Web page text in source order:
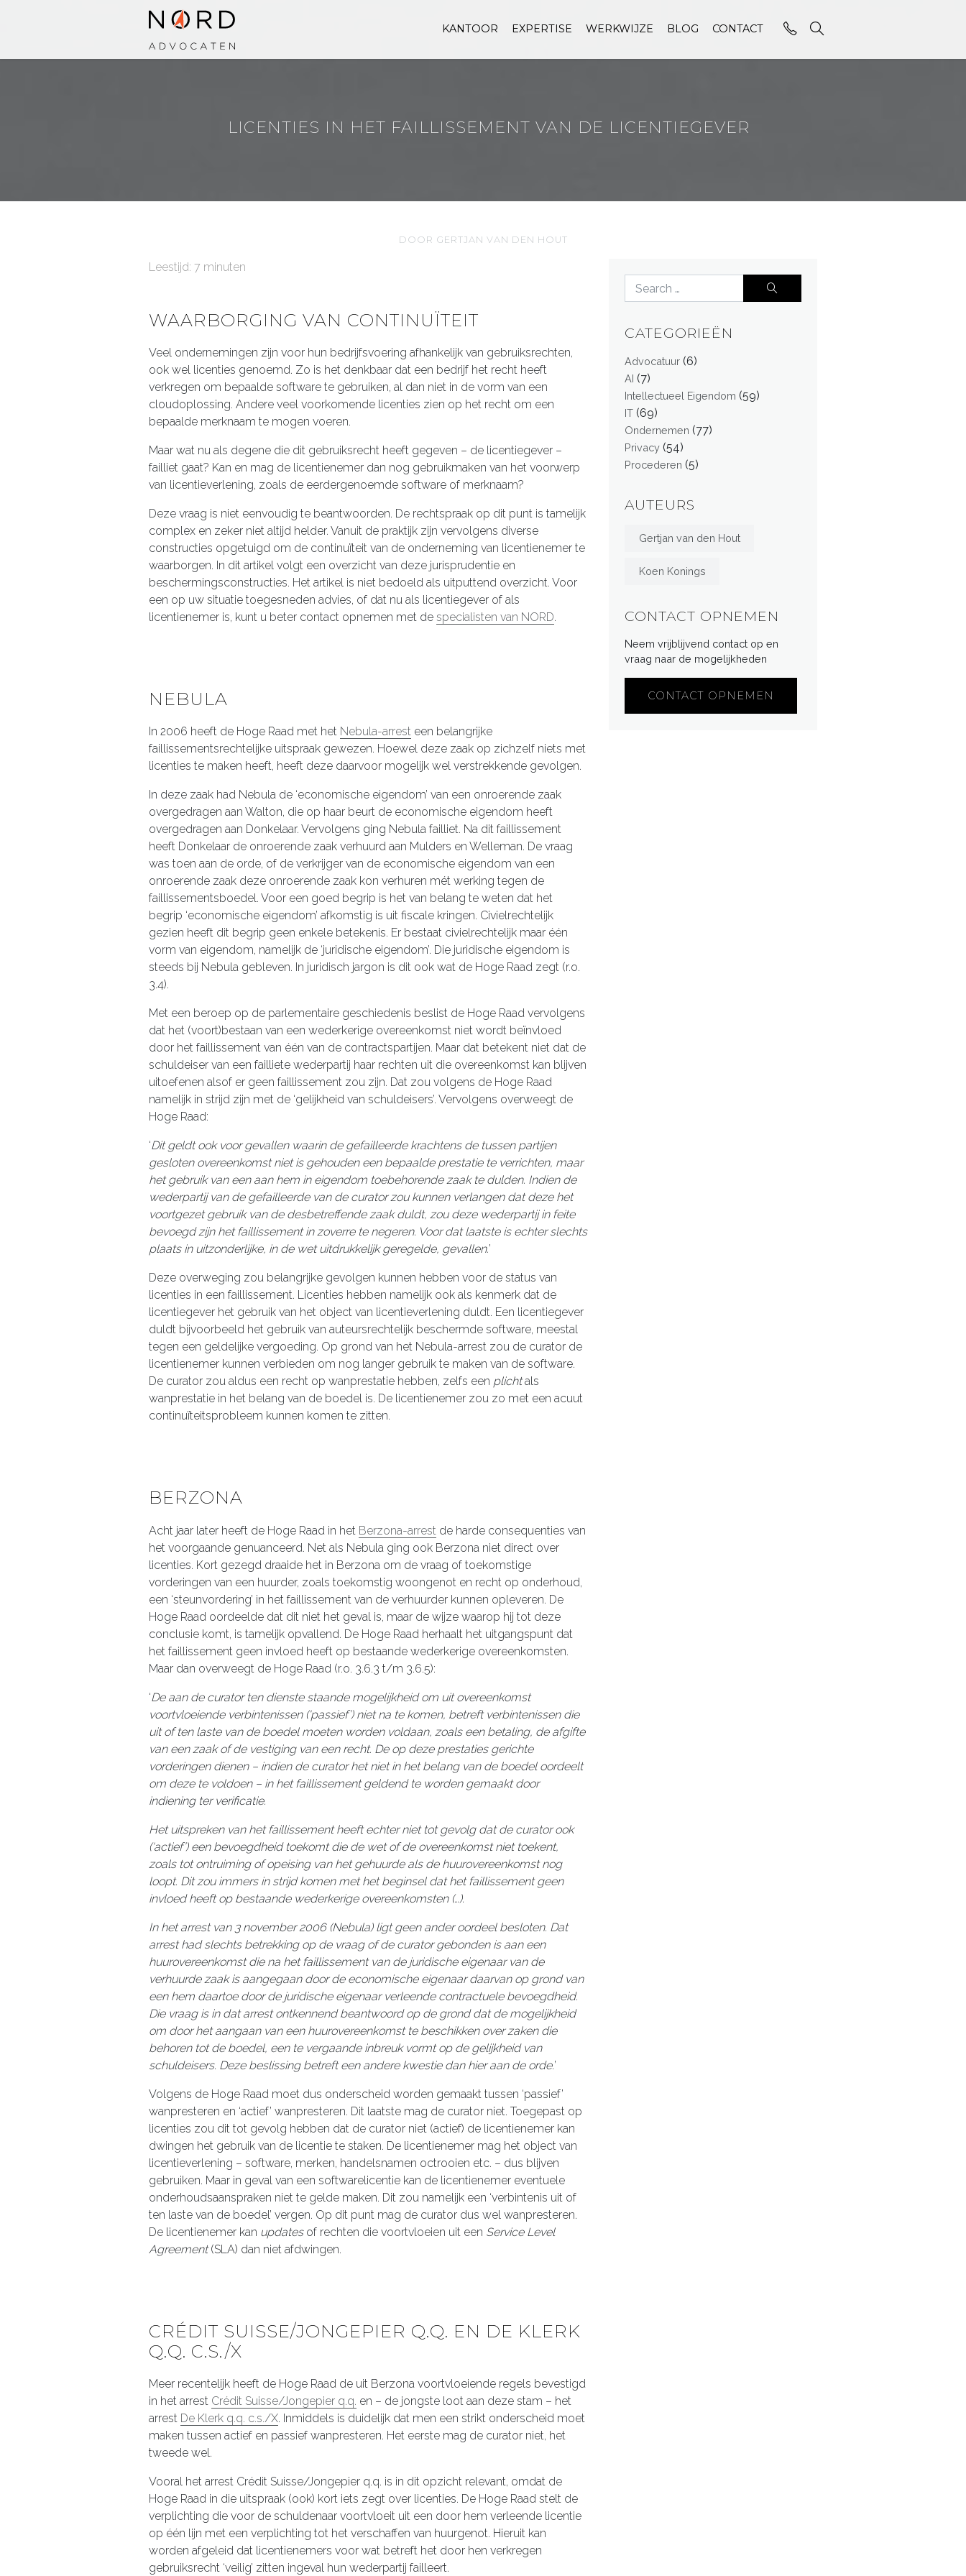
KANTOOR EXPERTISE WERKWIJZE BLOG CONTACT
LICENTIES IN HET FAILLISSEMENT VAN DE LICENTIEGEVER
DOOR GERTJAN VAN DEN HOUT
Leestijd: 7 minuten
WAARBORGING VAN CONTINUÏTEIT
Veel ondernemingen zijn voor hun bedrijfsvoering afhankelijk van gebruiksrechten,
ook wel licenties genoemd. Zo is het denkbaar dat een bedrijf het recht heeft
verkregen om bepaalde software te gebruiken, al dan niet in de vorm van een
cloudoplossing. Andere veel voorkomende licenties zien op het recht om een
bepaalde merknaam te mogen voeren.
Maar wat nu als degene die dit gebruiksrecht heeft gegeven – de licentiegever –
failliet gaat? Kan en mag de licentienemer dan nog gebruikmaken van het voorwerp
van licentieverlening, zoals de eerdergenoemde software of merknaam?
Deze vraag is niet eenvoudig te beantwoorden. De rechtspraak op dit punt is tamelijk
complex en zeker niet altijd helder. Vanuit de praktijk zijn vervolgens diverse
constructies opgetuigd om de continuïteit van de onderneming van licentienemer te
waarborgen. In dit artikel volgt een overzicht van deze jurisprudentie en
beschermingsconstructies. Het artikel is niet bedoeld als uitputtend overzicht. Voor
een op uw situatie toegesneden advies, of dat nu als licentiegever of als
licentienemer is, kunt u beter contact opnemen met despecialisten van NORD.
NEBULA
In 2006 heeft de Hoge Raad met het Nebula-arrest een belangrijke
faillissementsrechtelijke uitspraak gewezen. Hoewel deze zaak op zichzelf niets met
licenties te maken heeft, heeft deze daarvoor mogelijk wel verstrekkende gevolgen.
In deze zaak had Nebula de ‘economische eigendom’ van een onroerende zaak
overgedragen aan Walton, die op haar beurt de economische eigendom heeft
overgedragen aan Donkelaar. Vervolgens ging Nebula failliet. Na dit faillissement
heeft Donkelaar de onroerende zaak verhuurd aan Mulders en Welleman. De vraag
was toen aan de orde, of de verkrijger van de economische eigendom van een
onroerende zaak deze onroerende zaak kon verhuren mét werking tegen de
faillissementsboedel. Voor een goed begrip is het van belang te weten dat het
begrip ‘economische eigendom’ afkomstig is uit fiscale kringen. Civielrechtelijk
gezien heeft dit begrip geen enkele betekenis. Er bestaat civielrechtelijk maar één
vorm van eigendom, namelijk de ‘juridische eigendom’. Die juridische eigendom is
steeds bij Nebula gebleven. In juridisch jargon is dit ook wat de Hoge Raad zegt (r.o.
3.4).
Met een beroep op de parlementaire geschiedenis beslist de Hoge Raad vervolgens
dat het (voort)bestaan van een wederkerige overeenkomst niet wordt beïnvloed
door het faillissement van één van de contractspartijen. Maar dat betekent niet dat de
schuldeiser van een failliete wederpartij haar rechten uit die overeenkomst kan blijven
uitoefenen alsof er geen faillissement zou zijn. Dat zou volgens de Hoge Raad
namelijk in strijd zijn met de ‘gelijkheid van schuldeisers’. Vervolgens overweegt de
Hoge Raad:
‘Dit geldt ook voor gevallen waarin de gefailleerde krachtens de tussen partijen
gesloten overeenkomst niet is gehouden een bepaalde prestatie te verrichten, maar
het gebruik van een aan hem in eigendom toebehorende zaak te dulden. Indien de
wederpartij van de gefailleerde van de curator zou kunnen verlangen dat deze het
voortgezet gebruik van de desbetreffende zaak duldt, zou deze wederpartij in feite
bevoegd zijn het faillissement in zoverre te negeren. Voor dat laatste is echter slechts
plaats in uitzonderlijke, in de wet uitdrukkelijk geregelde, gevallen.’
Deze overweging zou belangrijke gevolgen kunnen hebben voor de status van
licenties in een faillissement. Licenties hebben namelijk ook als kenmerk dat de
licentiegever het gebruik van het object van licentieverlening duldt. Een licentiegever
duldt bijvoorbeeld het gebruik van auteursrechtelijk beschermde software, meestal
tegen een geldelijke vergoeding. Op grond van het Nebula-arrest zou de curator de
licentienemer kunnen verbieden om nog langer gebruik te maken van de software.
De curator zou aldus een recht op wanprestatie hebben, zelfs een plichtals
wanprestatie in het belang van de boedel is. De licentienemer zou zo met een acuut
continuïteitsprobleem kunnen komen te zitten.
BERZONA
Acht jaar later heeft de Hoge Raad in het Berzona-arrest de harde consequenties van
het voorgaande genuanceerd. Net als Nebula ging ook Berzona niet direct over
licenties. Kort gezegd draaide het in Berzona om de vraag of toekomstige
vorderingen van een huurder, zoals toekomstig woongenot en recht op onderhoud,
een ‘steunvordering’ in het faillissement van de verhuurder kunnen opleveren. De
Hoge Raad oordeelde dat dit niet het geval is, maar de wijze waarop hij tot deze
conclusie komt, is tamelijk opvallend. De Hoge Raad herhaalt het uitgangspunt dat
het faillissement geen invloed heeft op bestaande wederkerige overeenkomsten.
Maar dan overweegt de Hoge Raad (r.o. 3.6.3 t/m 3.6.5):
‘De aan de curator ten dienste staande mogelijkheid om uit overeenkomst
voortvloeiende verbintenissen (‘passief’) niet na te komen, betreft verbintenissen die
uit of ten laste van de boedel moeten worden voldaan, zoals een betaling, de afgifte
van een zaak of de vestiging van een recht. De op deze prestaties gerichte
vorderingen dienen – indien de curator het niet in het belang van de boedel oordeelt
om deze te voldoen – in het faillissement geldend te worden gemaakt door
indiening ter verificatie.
Het uitspreken van het faillissement heeft echter niet tot gevolg dat de curator ook
(‘actief’) een bevoegdheid toekomt die de wet of de overeenkomst niet toekent,
zoals tot ontruiming of opeising van het gehuurde als de huurovereenkomst nog
loopt. Dit zou immers in strijd komen met het beginsel dat het faillissement geen
invloed heeft op bestaande wederkerige overeenkomsten (…).
In het arrest van 3 november 2006 (Nebula) ligt geen ander oordeel besloten. Dat
arrest had slechts betrekking op de vraag of de curator gebonden is aan een
huurovereenkomst die na het faillissement van de juridische eigenaar van de
verhuurde zaak is aangegaan door de economische eigenaar daarvan op grond van
een hem daartoe door de juridische eigenaar verleende contractuele bevoegdheid.
Die vraag is in dat arrest ontkennend beantwoord op de grond dat de mogelijkheid
om door het aangaan van een huurovereenkomst te beschikken over zaken die
behoren tot de boedel, een te vergaande inbreuk vormt op de gelijkheid van
schuldeisers. Deze beslissing betreft een andere kwestie dan hier aan de orde.’
Volgens de Hoge Raad moet dus onderscheid worden gemaakt tussen ‘passief’
wanpresteren en ‘actief’ wanpresteren. Dit laatste mag de curator niet. Toegepast op
licenties zou dit tot gevolg hebben dat de curator niet (actief) de licentienemer kan
dwingen het gebruik van de licentie te staken. De licentienemer mag het object van
licentieverlening – software, merken, handelsnamen octrooien etc. – dus blijven
gebruiken. Maar in geval van een softwarelicentie kan de licentienemer eventuele
onderhoudsaanspraken niet te gelde maken. Dit zou namelijk een ‘verbintenis uit of
ten laste van de boedel’ vergen. Op dit punt mag de curator dus wel wanpresteren.
De licentienemer kan updatesof rechten die voortvloeien uit een Service Level
Agreement(SLA) dan niet afdwingen.
CRÉDIT SUISSE/JONGEPIER Q.Q. EN DE KLERK
Q.Q. C.S./X
Meer recentelijk heeft de Hoge Raad de uit Berzona voortvloeiende regels bevestigd
in het arrest Crédit Suisse/Jongepier q.q. en – de jongste loot aan deze stam – het
arrest De Klerk q.q. c.s./X. Inmiddels is duidelijk dat men een strikt onderscheid moet
maken tussen actief en passief wanpresteren. Het eerste mag de curator niet, het
tweede wel.
Vooral het arrest Crédit Suisse/Jongepier q.q. is in dit opzicht relevant, omdat de
Hoge Raad in die uitspraak (ook) kort iets zegt over licenties. De Hoge Raad stelt de
verplichting die voor de schuldenaar voortvloeit uit een door hem verleende licentie
op één lijn met een verplichting tot het verschaffen van huurgenot. Hieruit kan
worden afgeleid dat licentienemers voor wat betreft het door hen verkregen
gebruiksrecht ‘veilig’ zitten ingeval hun wederpartij failleert.
CATEGORIEËN
Advocatuur (6)
AI (7)
Intellectueel Eigendom (59)
IT (69)
Ondernemen (77)
Privacy (54)
Procederen (5)
AUTEURS
Gertjan van den Hout
Koen Konings
CONTACT OPNEMEN
Neem vrijblijvend contact op en
vraag naar de mogelijkheden
CONTACT OPNEMEN